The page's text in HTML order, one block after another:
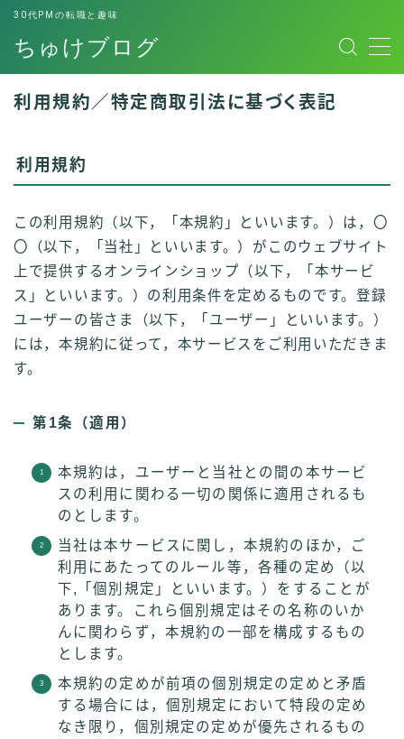
ちゅけブログ
30代PMの転職と趣味
MENU
このブログについて
プライバシーポリシー
利用規約／特定商取引法に基づく表記
副業用スキルシート
有料記事の決済完了ページ
運営者情報
利用規約／特定商取引法に基づく表記
利用規約
この利用規約（以下，「本規約」といいます。）は，〇
〇（以下，「当社」といいます。）がこのウェブサイト
上で提供するオンラインショップ（以下，「本サービ
ス」といいます。）の利用条件を定めるものです。登録
ユーザーの皆さま（以下，「ユーザー」といいます。）
には，本規約に従って，本サービスをご利用いただきま
す。
第1条（適用）
本規約は，ユーザーと当社との間の本サービ
スの利用に関わる一切の関係に適用されるも
のとします。
当社は本サービスに関し，本規約のほか，ご
利用にあたってのルール等，各種の定め（以
下,「個別規定」といいます。）をすることが
あります。これら個別規定はその名称のいか
んに関わらず，本規約の一部を構成するもの
とします。
本規約の定めが前項の個別規定の定めと矛盾
する場合には，個別規定において特段の定め
なき限り，個別規定の定めが優先されるもの